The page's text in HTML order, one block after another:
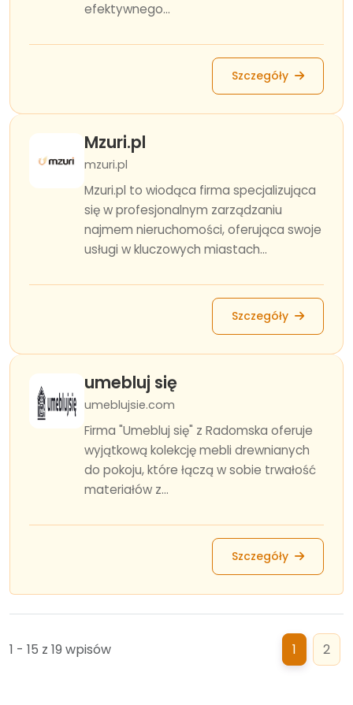
efektywnego...
Szczegóły
Mzuri.pl
mzuri.pl
Mzuri.pl to wiodąca firma specjalizująca
się w profesjonalnym zarządzaniu
najmem nieruchomości, oferująca swoje
usługi w kluczowych miastach...
Szczegóły
umebluj się
umeblujsie.com
Firma "Umebluj się" z Radomska oferuje
wyjątkową kolekcję mebli drewnianych
do pokoju, które łączą w sobie trwałość
materiałów z...
Szczegóły
1 - 15 z 19 wpisów 1 2